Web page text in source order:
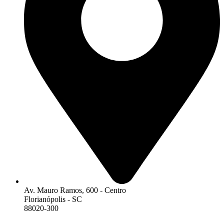
Av. Mauro Ramos, 600 - Centro
Florianópolis - SC
88020-300